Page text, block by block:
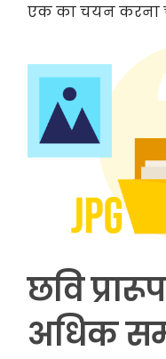
एक का चयन करना
छवि
अधिक